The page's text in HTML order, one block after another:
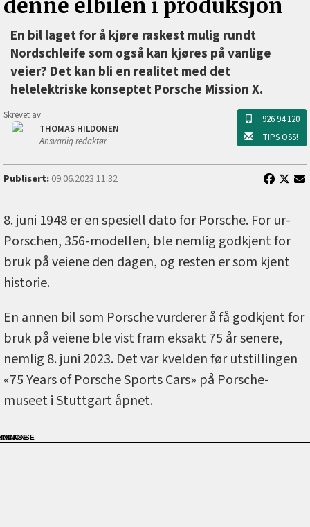
denne elbilen i produksjon
En bil laget for å kjøre raskest mulig rundt
Nordschleife som også kan kjøres på vanlige
veier? Det kan bli en realitet med det
helelektriske konseptet Porsche Mission X.
Skrevet av
THOMAS HILDONEN
Ansvarlig redaktør
926 94 120
TIPS OSS!
Publisert:09.06.2023 11:32
8. juni 1948 er en spesiell dato for Porsche. For ur-
Porschen, 356-modellen, ble nemlig godkjent for
bruk på veiene den dagen, og resten er som kjent
historie.
En annen bil som Porsche vurderer å få godkjent for
bruk på veiene ble vist fram eksakt 75 år senere,
nemlig 8. juni 2023. Det var kvelden før utstillingen
«75 Years of Porsche Sports Cars» på Porsche-
museet i Stuttgart åpnet.